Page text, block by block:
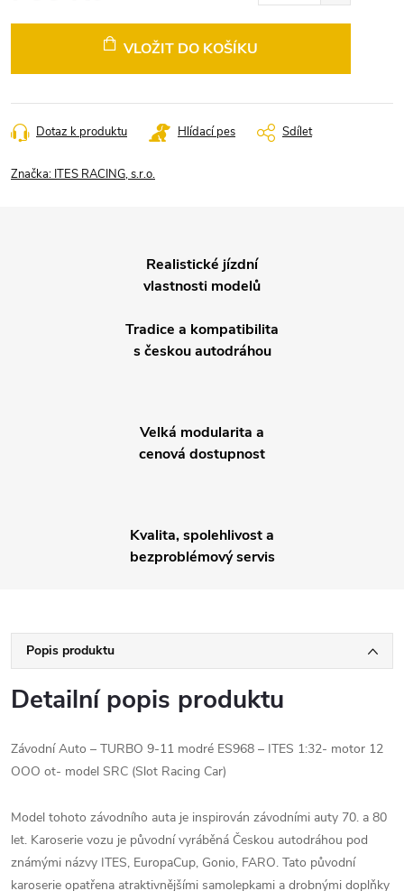
VLOŽIT DO KOŠÍKU
Dotaz k produktu Hlídací pes Sdílet
Značka: ITES RACING, s.r.o.
Realistické jízdní
vlastnosti modelů
Tradice a kompatibilita
s českou autodráhou
Velká modularita a
cenová dostupnost
Kvalita, spolehlivost a
bezproblémový servis
Popis produktu
Detailní popis produktu
Závodní Auto – TURBO 9-11 modré ES968 – ITES 1:32- motor 12
OOO ot- model SRC (Slot Racing Car)
Model tohoto závodního auta je inspirován závodními auty 70. a 80
let. Karoserie vozu je původní vyráběná Českou autodráhou pod
známými názvy ITES, EuropaCup, Gonio, FARO. Tato původní
karoserie opatřena atraktivnějšími samolepkami a drobnými doplňky